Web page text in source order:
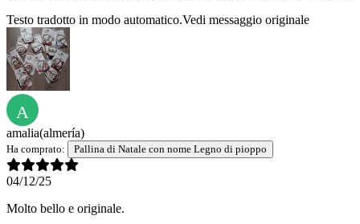
Testo tradotto in modo automatico.Vedi messaggio originale
A
amalia(almería)
Ha comprato: Pallina di Natale con nome Legno di pioppo
04/12/25
Molto bello e originale.